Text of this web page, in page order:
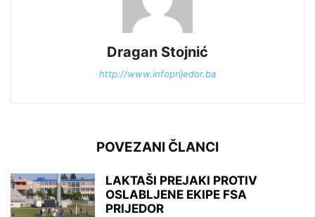
Dragan Stojnić
http://www.infoprijedor.ba
POVEZANI ČLANCI
LAKTAŠI PREJAKI PROTIV
OSLABLJENE EKIPE FSA
PRIJEDOR